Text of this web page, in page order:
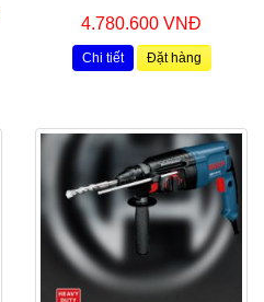
4.780.600 VNĐ
Chi tiết Đặt hàng